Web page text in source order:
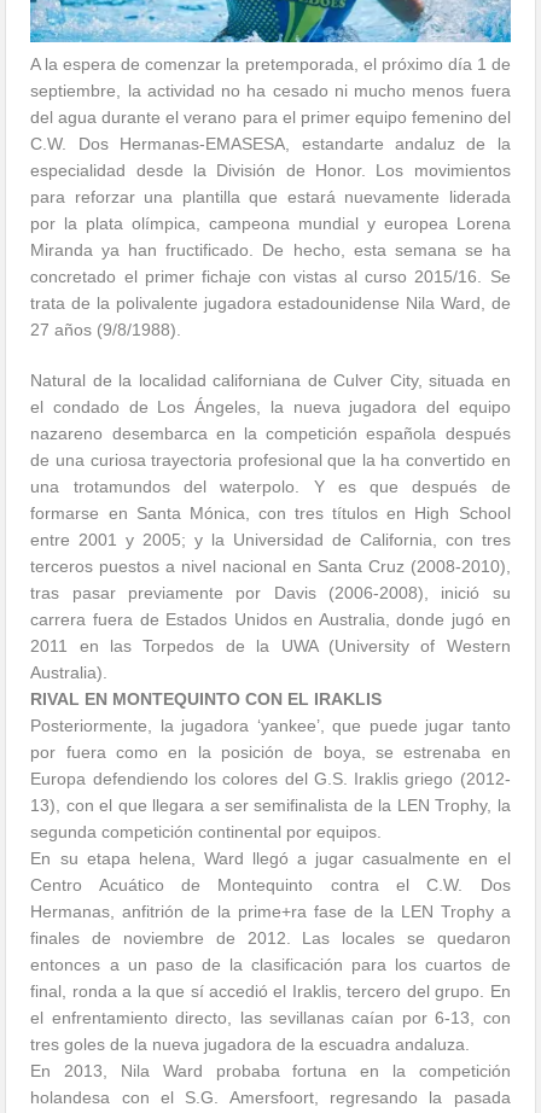
A la espera de comenzar la pretemporada, el próximo día 1 de
septiembre, la actividad no ha cesado ni mucho menos fuera
del agua durante el verano para el primer equipo femenino del
C.W. Dos Hermanas-EMASESA, estandarte andaluz de la
especialidad desde la División de Honor. Los movimientos
para reforzar una plantilla que estará nuevamente liderada
por la plata olímpica, campeona mundial y europea Lorena
Miranda ya han fructificado. De hecho, esta semana se ha
concretado el primer fichaje con vistas al curso 2015/16. Se
trata de la polivalente jugadora estadounidense Nila Ward, de
27 años (9/8/1988).
Natural de la localidad californiana de Culver City, situada en
el condado de Los Ángeles, la nueva jugadora del equipo
nazareno desembarca en la competición española después
de una curiosa trayectoria profesional que la ha convertido en
una trotamundos del waterpolo. Y es que después de
formarse en Santa Mónica, con tres títulos en High School
entre 2001 y 2005; y la Universidad de California, con tres
terceros puestos a nivel nacional en Santa Cruz (2008-2010),
tras pasar previamente por Davis (2006-2008), inició su
carrera fuera de Estados Unidos en Australia, donde jugó en
2011 en las Torpedos de la UWA (University of Western
Australia).
RIVAL EN MONTEQUINTO CON EL IRAKLIS
Posteriormente, la jugadora ‘yankee’, que puede jugar tanto
por fuera como en la posición de boya, se estrenaba en
Europa defendiendo los colores del G.S. Iraklis griego (2012-
13), con el que llegara a ser semifinalista de la LEN Trophy, la
segunda competición continental por equipos.
En su etapa helena, Ward llegó a jugar casualmente en el
Centro Acuático de Montequinto contra el C.W. Dos
Hermanas, anfitrión de la prime+ra fase de la LEN Trophy a
finales de noviembre de 2012. Las locales se quedaron
entonces a un paso de la clasificación para los cuartos de
final, ronda a la que sí accedió el Iraklis, tercero del grupo. En
el enfrentamiento directo, las sevillanas caían por 6-13, con
tres goles de la nueva jugadora de la escuadra andaluza.
En 2013, Nila Ward probaba fortuna en la competición
holandesa con el S.G. Amersfoort, regresando la pasada